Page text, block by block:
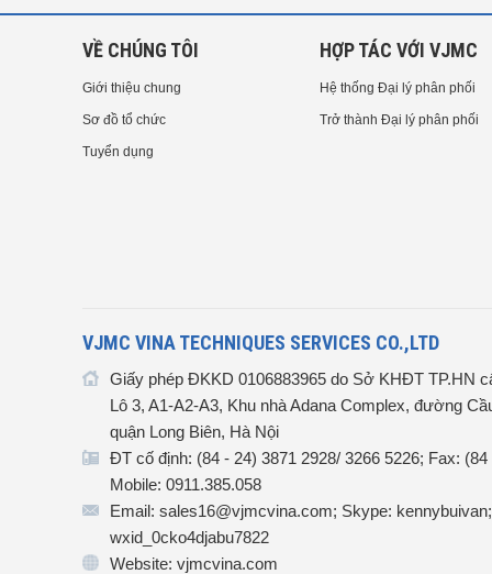
VỀ CHÚNG TÔI
Giới thiệu chung
Sơ đồ tổ chức
Tuyển dụng
HỢP TÁC VỚI VJMC
Hệ thống Đại lý phân phối
Trở thành Đại lý phân phối
VJMC VINA TECHNIQUES SERVICES CO.,LTD
Giấy phép ĐKKD 0106883965 do Sở KHĐT TP.HN
Lô 3, A1-A2-A3, Khu nhà Adana Complex, đường
quận Long Biên, Hà Nội
ĐT cố định: (84 - 24) 3871 2928/ 3266 5226; Fax:
Mobile: 0911.385.058
Email: sales16@vjmcvina.com; Skype:
wxid_0cko4djabu7822
Website: vjmcvina.com